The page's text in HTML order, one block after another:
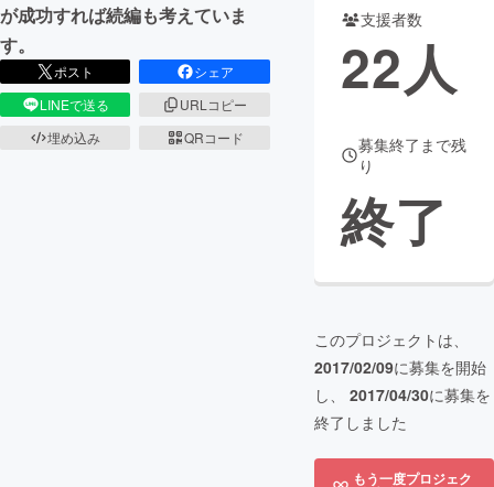
が成功すれば続編も考えていま
す。
ポスト
シェア
LINEで送る
URLコピー
埋め込み
QRコード
支援者数
22人
募集終了まで残
り
終了
このプロジェクトは、
2017/02/09に募集を開始
し、 2017/04/30に募集を
終了しました
もう一度プロジェク